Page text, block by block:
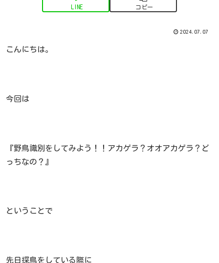
LINE コピー
2024.07.07
こんにちは。
今回は
『野鳥識別をしてみよう！！アカゲラ？オオアカゲラ？ど
っちなの？』
ということで
先日探鳥をしている際に